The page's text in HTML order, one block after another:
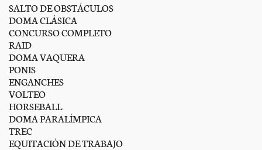
SALTO DE OBSTÁCULOS
DOMA CLÁSICA
CONCURSO COMPLETO
RAID
DOMA VAQUERA
PONIS
ENGANCHES
VOLTEO
HORSEBALL
DOMA PARALÍMPICA
TREC
EQUITACIÓN DE TRABAJO